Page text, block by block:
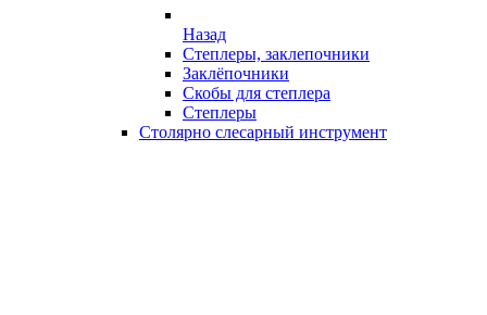
Назад
Степлеры, заклепочники
Заклёпочники
Скобы для степлера
Степлеры
Столярно слесарный инструмент